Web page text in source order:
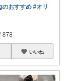
のおすすめ #オリ
878
いいね